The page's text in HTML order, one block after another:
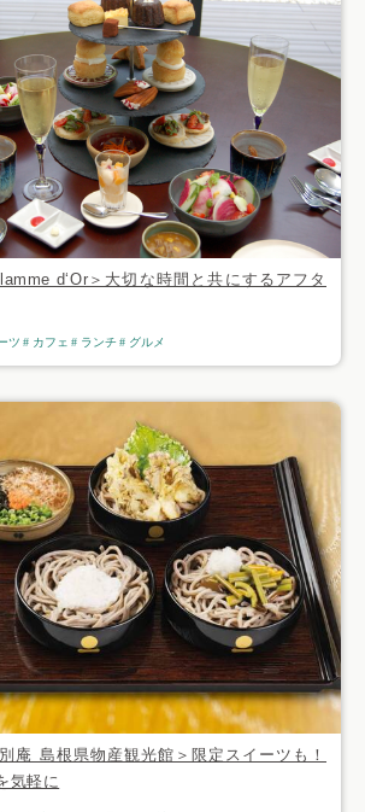
d‘Or＞大切な時間と共にするアフタ
ツ カフェ ランチ グルメ
庵 島根県物産観光館＞限定スイーツも！
気軽に